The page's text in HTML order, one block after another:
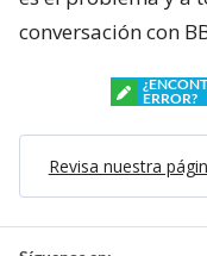
conversación con
ERROR?
Revisa nuestra